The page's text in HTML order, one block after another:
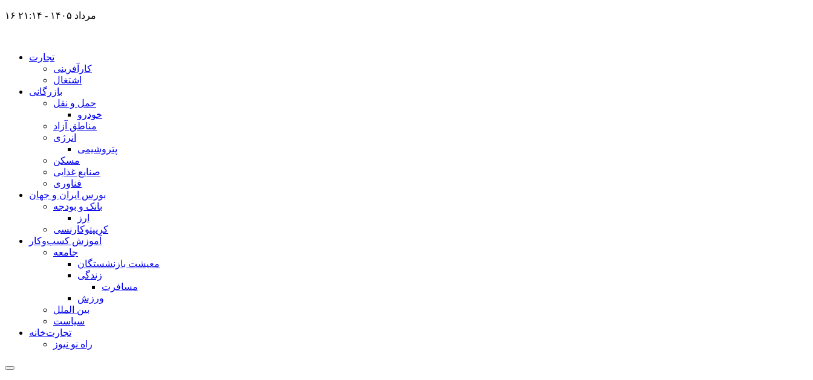
۱۶ مرداد ۱۴۰۵ - ۲۱:۱۴
تجارت
کارآفرینی
اشتغال
بازرگانی
حمل و نقل
خودرو
مناطق آزاد
انرژی
پتروشیمی
مسکن
صنایع غذایی
فناوری
بورس ایران و جهان
بانک و بودجه
ارز
کریپتوکارنسی
آموزش کسب‌وکار
جامعه
معیشت بازنشستگان
زندگی
مسافرت
ورزش
بین الملل
سیاست
تجارت‌خانه
راه نو نیوز